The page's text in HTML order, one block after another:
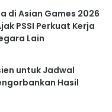
di Asian Games 2026
PSSI Perkuat Kerja
Lain
untuk Jadwal
Hasil